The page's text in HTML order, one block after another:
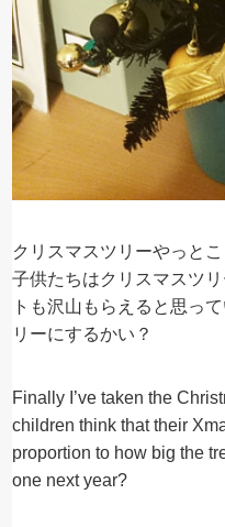
クリスマスツリーやっとこ
子供たちはクリスマスツ
トも沢山もらえると思っ
リーにするかい？
Finally I’ve taken the
children think that their
proportion to how big the
one next year?